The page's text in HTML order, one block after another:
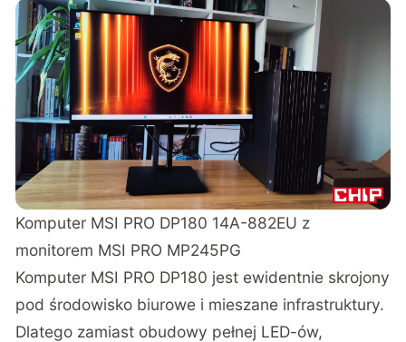
Komputer MSI PRO DP180 14A-882EU z
monitorem MSI PRO MP245PG
Komputer MSI PRO DP180 jest ewidentnie skrojony
pod środowisko biurowe i mieszane infrastruktury.
Dlatego zamiast obudowy pełnej LED-ów,